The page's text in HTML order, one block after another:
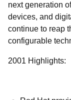
next generation
devices, and
continue to reap
configurable
2001 Highlights: